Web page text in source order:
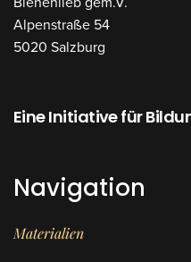
Alpenstraße 54
5020 Salzburg
Eine Initiative für
Navigation
Materialien